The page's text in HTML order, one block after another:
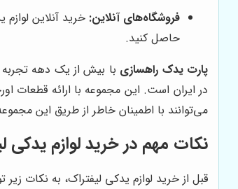
فروشگاه‌های آنلاین: خرید آنلاین
حاصل کنید.
پارت یدک راهسازی با بیش از یک دهه تجربه
در ایران است. این مجموعه با ارائه قطعات
می‌توانند با اطمینان خاطر از طریق این
نکات مهم در خرید لوازم یدکی
قبل از خرید لوازم یدکی لیفتراک، به نکات زیر